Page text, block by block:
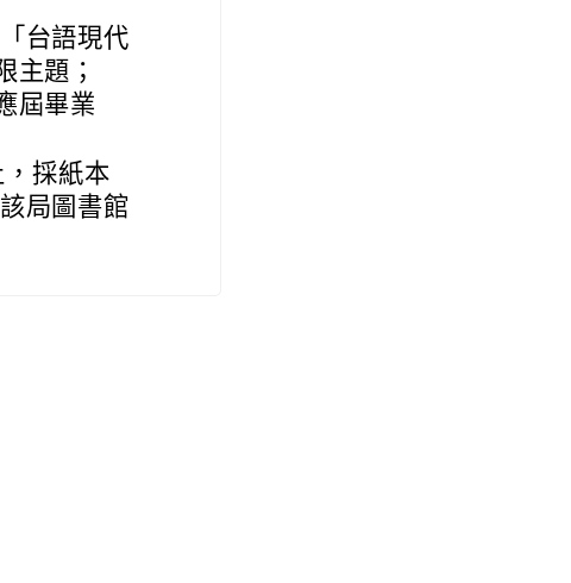
台語現代
主題；
屆畢業
採紙本
局圖書館